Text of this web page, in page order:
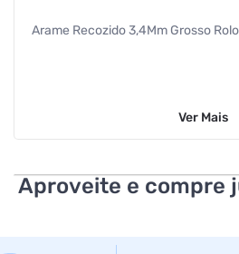
Arame Recozido 3,4Mm Grosso
Ver Mais
Aproveite e compre